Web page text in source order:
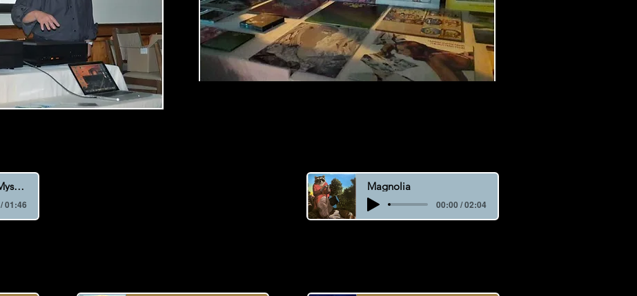
"Listen To This" Magnolia
00:00 / 02:04
Fallin' in Love with Myself Again
01:46